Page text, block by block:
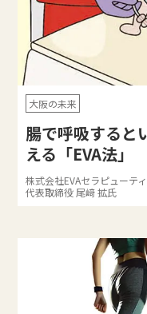
大阪の未来
腸で呼吸する
える「EVA法」
株式会社EVAセラピューテ
代表取締役 尾﨑 拡氏